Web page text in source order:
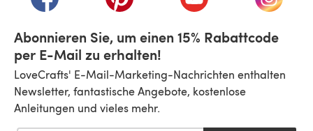
Abonnieren Sie, um einen 15% Rabattcode
per E-Mail zu erhalten!
LoveCrafts' E-Mail-Marketing-Nachrichten enthalten
Newsletter, fantastische Angebote, kostenlose
Anleitungen und vieles mehr.